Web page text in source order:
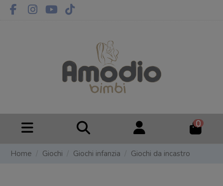
0
Home Giochi Giochi infanzia Giochi da incastro